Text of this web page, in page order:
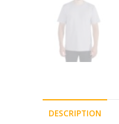
DESCRIPTION